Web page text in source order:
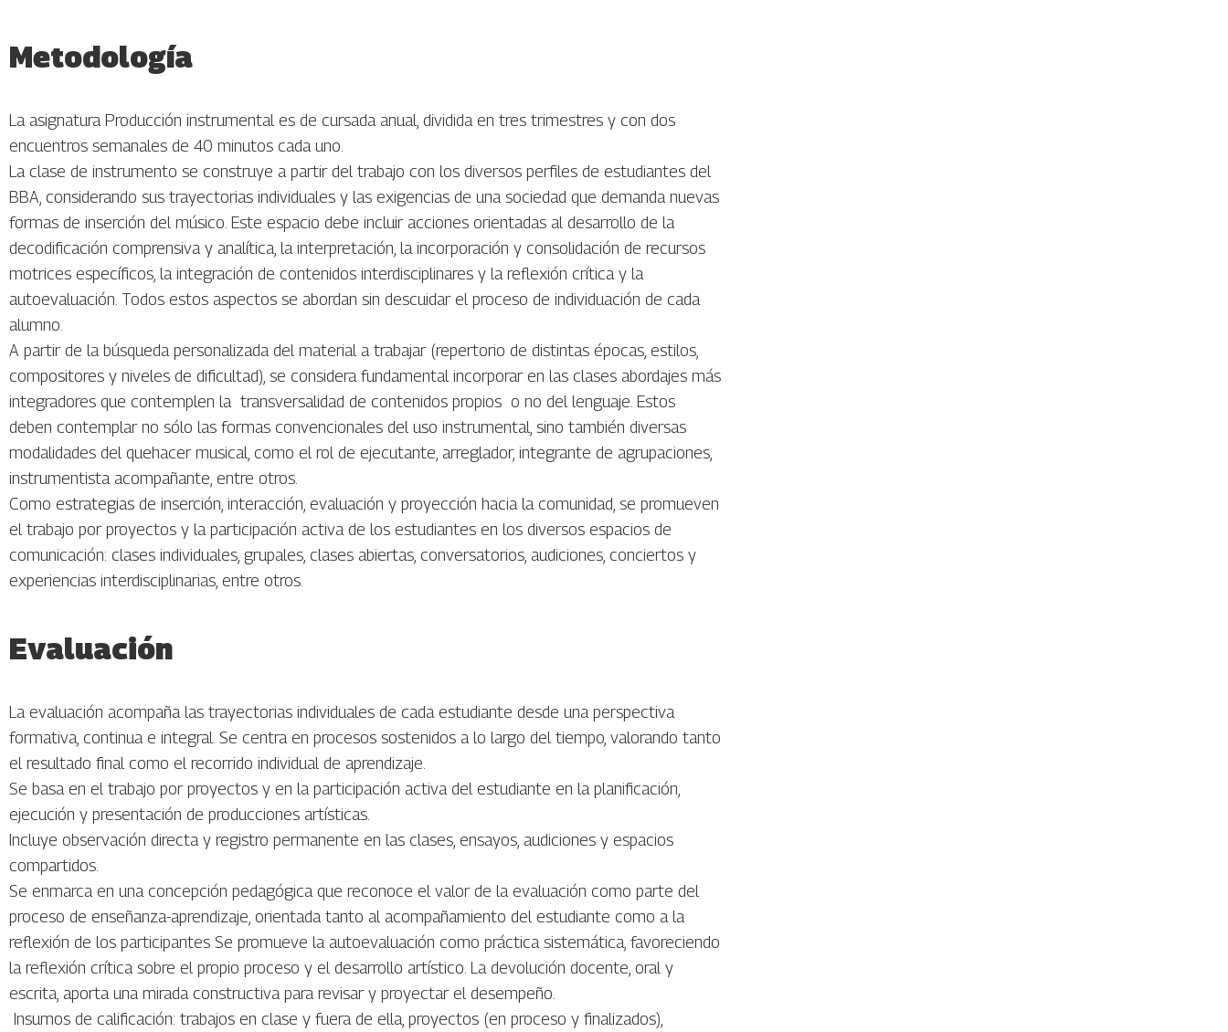
Metodología
La asignatura Producción instrumental es de cursada anual, dividida en tres trimestres y con dos
encuentros semanales de 40 minutos cada uno.
La clase de instrumento se construye a partir del trabajo con los diversos perfiles de estudiantes del
BBA, considerando sus trayectorias individuales y las exigencias de una sociedad que demanda nuevas
formas de inserción del músico. Este espacio debe incluir acciones orientadas al desarrollo de la
decodificación comprensiva y analítica, la interpretación, la incorporación y consolidación de recursos
motrices específicos, la integración de contenidos interdisciplinares y la reflexión crítica y la
autoevaluación. Todos estos aspectos se abordan sin descuidar el proceso de individuación de cada
alumno.
A partir de la búsqueda personalizada del material a trabajar (repertorio de distintas épocas, estilos,
compositores y niveles de dificultad), se considera fundamental incorporar en las clases abordajes más
integradores que contemplen la transversalidad de contenidos propios o no del lenguaje. Estos
deben contemplar no sólo las formas convencionales del uso instrumental, sino también diversas
modalidades del quehacer musical, como el rol de ejecutante, arreglador, integrante de agrupaciones,
instrumentista acompañante, entre otros.
Como estrategias de inserción, interacción, evaluación y proyección hacia la comunidad, se promueven
el trabajo por proyectos y la participación activa de los estudiantes en los diversos espacios de
comunicación: clases individuales, grupales, clases abiertas, conversatorios, audiciones, conciertos y
experiencias interdisciplinarias, entre otros.
Evaluación
La evaluación acompaña las trayectorias individuales de cada estudiante desde una perspectiva
formativa, continua e integral. Se centra en procesos sostenidos a lo largo del tiempo, valorando tanto
el resultado final como el recorrido individual de aprendizaje.
Se basa en el trabajo por proyectos y en la participación activa del estudiante en la planificación,
ejecución y presentación de producciones artísticas.
Incluye observación directa y registro permanente en las clases, ensayos, audiciones y espacios
compartidos.
Se enmarca en una concepción pedagógica que reconoce el valor de la evaluación como parte del
proceso de enseñanza-aprendizaje, orientada tanto al acompañamiento del estudiante como a la
reflexión de los participantes Se promueve la autoevaluación como práctica sistemática, favoreciendo
la reflexión crítica sobre el propio proceso y el desarrollo artístico. La devolución docente, oral y
escrita, aporta una mirada constructiva para revisar y proyectar el desempeño.
Insumos de calificación: trabajos en clase y fuera de ella, proyectos (en proceso y finalizados),